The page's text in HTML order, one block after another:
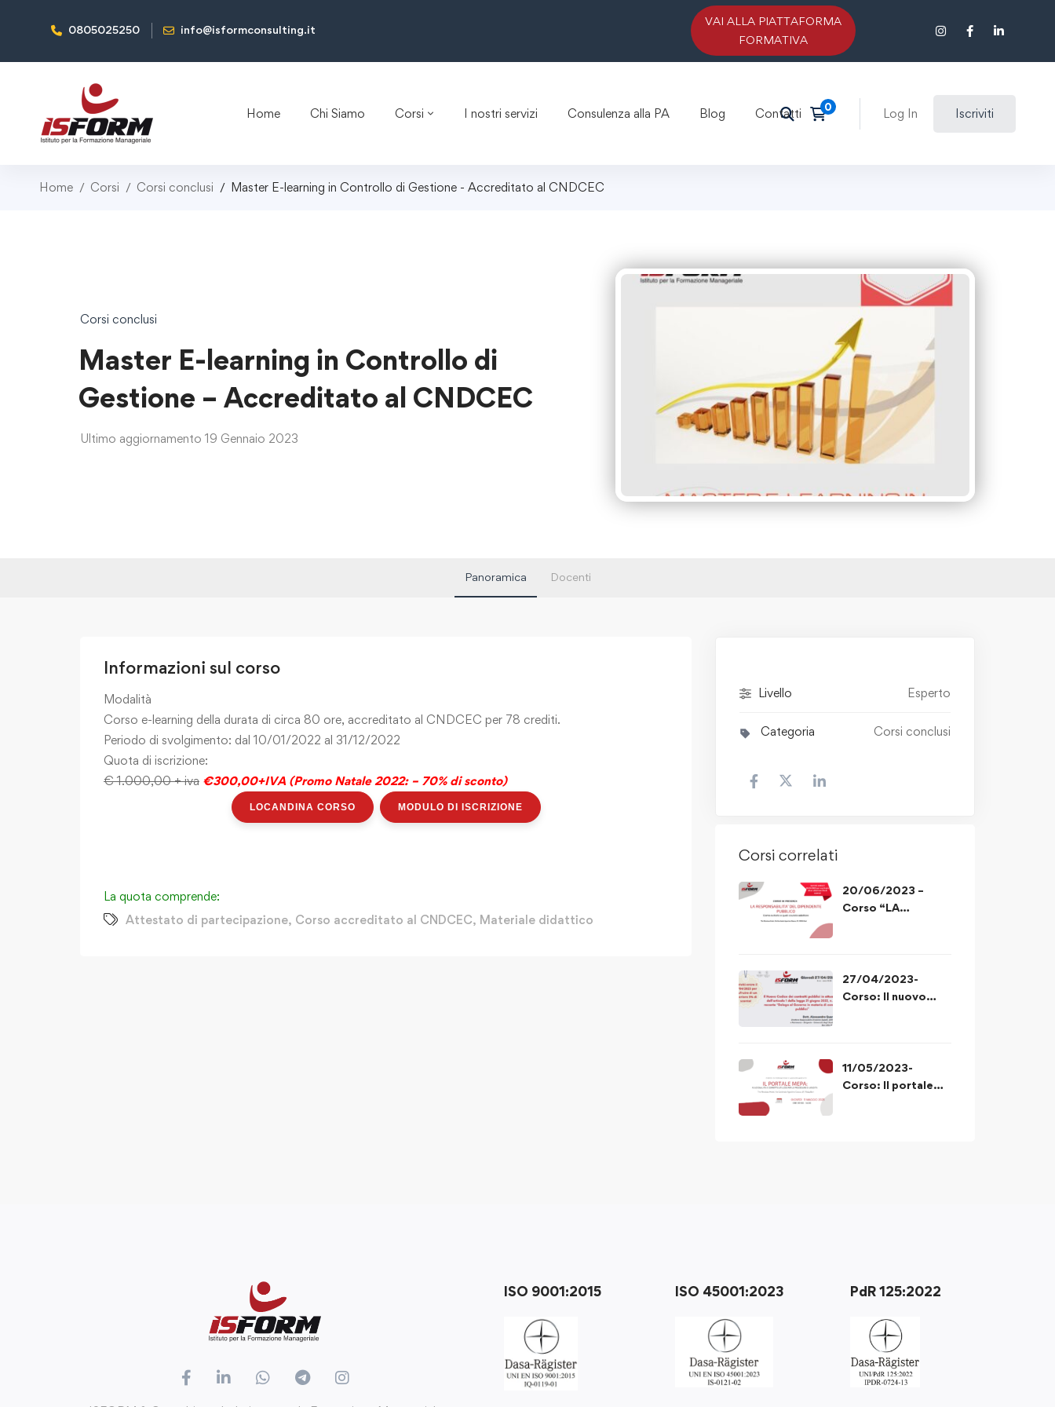
0805025250 info@isformconsulting.it
VAI ALLA PIATTAFORMA
FORMATIVA
Home Chi Siamo Corsi I nostri servizi Consulenza alla PA Blog Contatti Log In Iscriviti
Home Corsi Corsi conclusi Master E-learning in Controllo di Gestione - Accreditato al CNDCEC
Corsi conclusi
Master E-learning in Controllo di
Gestione – Accreditato al CNDCEC
Ultimo aggiornamento 19 Gennaio 2023
Panoramica Docenti
Informazioni sul corso
Modalità
Corso e-learning della durata di circa 80 ore, accreditato al CNDCEC per 78 crediti.
Periodo di svolgimento: dal 10/01/2022 al 31/12/2022
Quota di iscrizione:
€ 1.000,00 + iva €300,00+IVA (Promo Natale 2022: – 70% di sconto)
LOCANDINA CORSO MODULO DI ISCRIZIONE
La quota comprende:
Attestato di partecipazione, Corso accreditato al CNDCEC, Materiale didattico
Livello Esperto
Categoria Corsi conclusi
Corsi correlati
20/06/2023 –
Corso “LA
27/04/2023-
Corso: Il nuovo
11/05/2023-
Corso: Il portale
ISO 9001:2015 ISO 45001:2023 PdR 125:2022